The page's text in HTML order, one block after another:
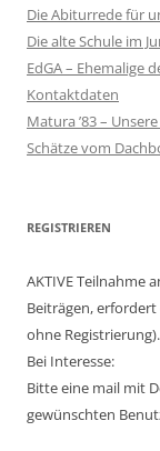
Die Abiturrede für
Die alte Schule im
EdGA – Ehemalige
Kontaktdaten
Matura ’83 –
Schätze vom
REGISTRIEREN
AKTIVE Teilnahme
Beiträgen,
ohne Registrierung).
Bei Interesse:
Bitte eine mail mit
gewünschten